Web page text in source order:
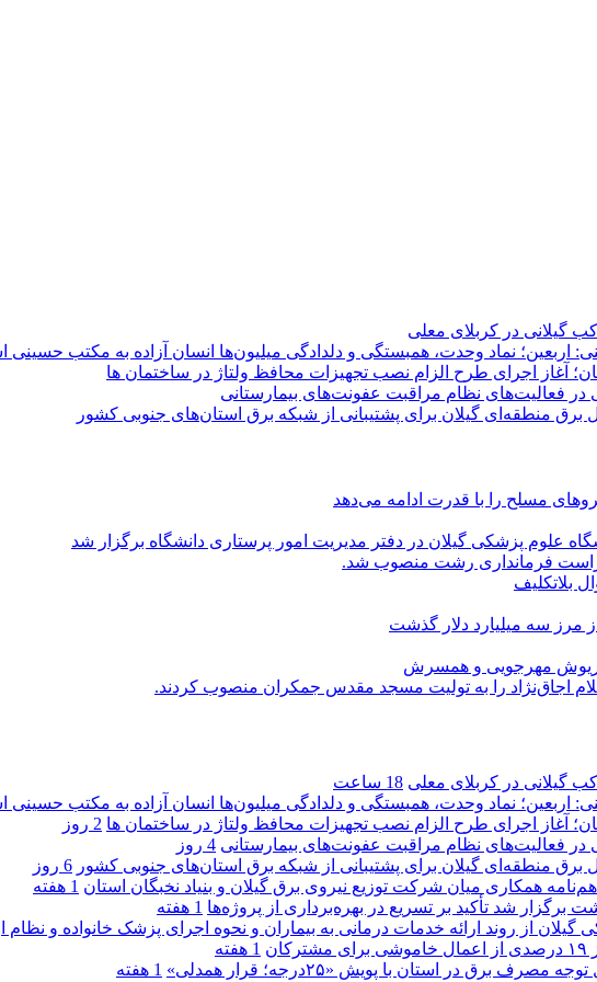
گیلانی در کربلای معلی
اربعین؛ نماد وحدت، همبستگی و دلدادگی میلیون‌ها انسان آزاده به مکتب
آغاز اجرای طرح الزام نصب تجهیزات محافظ ولتاژ در ساختمان ها
در فعالیت‌های نظام مراقبت عفونت‌های بیمارستانی
برق منطقه‌ای گیلان برای پشتیبانی از شبكه برق استان‌های جنوبی كشور
مسلح را با قدرت ادامه می‌دهد
علوم پزشکی گیلان در دفتر مدیریت امور پرستاری دانشگاه برگزار شد
فرمانداری رشت منصوب شد.
بلاتکلیف
مرز سه میلیارد دلار گذشت
مهرجویی و همسرش
اجاق‌نژاد را به تولیت مسجد مقدس جمکران منصوب کردند.
گیلانی در کربلای معلی 18 ساعت
اربعین؛ نماد وحدت، همبستگی و دلدادگی میلیون‌ها انسان آزاده به مکتب
آغاز اجرای طرح الزام نصب تجهیزات محافظ ولتاژ در ساختمان ها 2 روز
در فعالیت‌های نظام مراقبت عفونت‌های بیمارستانی 4 روز
برق منطقه‌ای گیلان برای پشتیبانی از شبكه برق استان‌های جنوبی كشور 6 روز
همكاری میان شركت توزیع نیروی برق گیلان و بنیاد نخبگان استان 1 هفته
شد تأکید بر تسریع در بهره‌برداری از پروژه‌ها 1 هفته
گیلان از روند ارائه خدمات درمانی به بیماران و نحوه اجرای پزشک خانواده و
1 هفته
در استان با پویش «۲۵درجه؛ قرار همدلی»
1 هفته